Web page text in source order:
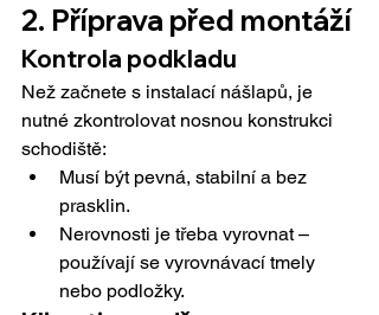
2. Příprava před montáží
Kontrola podkladu
Než začnete s instalací nášlapů, je
nutné zkontrolovat nosnou konstrukci
schodiště:
Musí být pevná, stabilní a bez
prasklin.
Nerovnosti je třeba vyrovnat –
používají se vyrovnávací tmely
nebo podložky.